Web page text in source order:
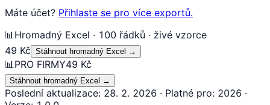
Máte účet? Přihlaste se pro více exportů.
📊 Hromadný Excel · 100 řádků · živé vzorce
49 Kč Stáhnout hromadný Excel →
📊 PRO FIRMY49 Kč
Stáhnout hromadný Excel →
Poslední aktualizace: 28. 2. 2026 · Platné pro: 2026 ·